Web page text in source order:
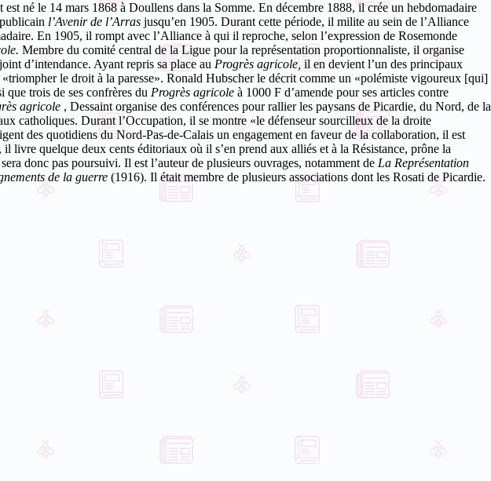
né le 14 mars 1868 à Doullens dans la Somme. En décembre 1888, il crée un hebdomadaire
l’Avenir de l’Arras jusqu’en 1905. Durant cette période, il milite au sein de l’Alliance
En 1905, il rompt avec l’Alliance à qui il reproche, selon l’expression de Rosemonde
Membre du comité central de la Ligue pour la représentation proportionnaliste, il organise
d’intendance. Ayant repris sa place au Progrès agricole, il en devient l’un des principaux
le droit à la paresse». Ronald Hubscher le décrit comme un «polémiste vigoureux [qui]
trois de ses confrères du Progrès agricole à 1000 F d’amende pour ses articles contre
agricole , Dessaint organise des conférences pour rallier les paysans de Picardie, du Nord, de la
catholiques. Durant l’Occupation, il se montre «le défenseur sourcilleux de la droite
des quotidiens du Nord-Pas-de-Calais un engagement en faveur de la collaboration, il est
il livre quelque deux cents éditoriaux où il s’en prend aux alliés et à la Résistance, prône la
donc pas poursuivi. Il est l’auteur de plusieurs ouvrages, notamment de La Représentation
de la guerre (1916). Il était membre de plusieurs associations dont les Rosati de Picardie.